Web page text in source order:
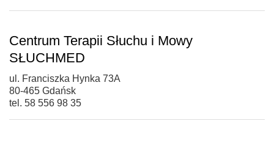
Centrum Terapii Słuchu i Mowy
SŁUCHMED
ul. Franciszka Hynka 73A
80-465 Gdańsk
tel. 58 556 98 35